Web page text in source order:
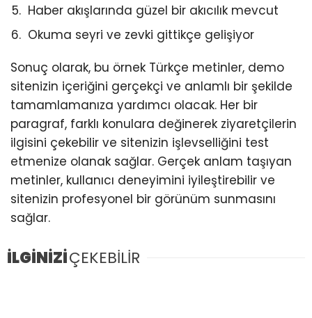
Haber akışlarında güzel bir akıcılık mevcut
Okuma seyri ve zevki gittikçe gelişiyor
Sonuç olarak, bu örnek Türkçe metinler, demo
sitenizin içeriğini gerçekçi ve anlamlı bir şekilde
tamamlamanıza yardımcı olacak. Her bir
paragraf, farklı konulara değinerek ziyaretçilerin
ilgisini çekebilir ve sitenizin işlevselliğini test
etmenize olanak sağlar. Gerçek anlam taşıyan
metinler, kullanıcı deneyimini iyileştirebilir ve
sitenizin profesyonel bir görünüm sunmasını
sağlar.
İLGİNİZİÇEKEBİLİR